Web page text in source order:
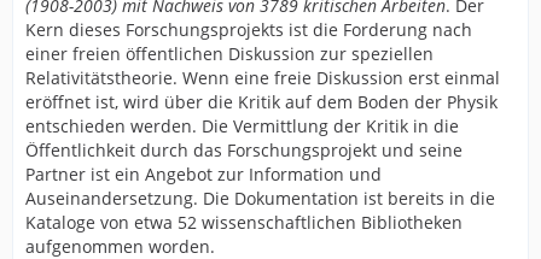
(1908-2003) mit Nachweis von 3789 kritischen Arbeiten. Der
Kern dieses Forschungsprojekts ist die Forderung nach
einer freien öffentlichen Diskussion zur speziellen
Relativitätstheorie. Wenn eine freie Diskussion erst einmal
eröffnet ist, wird über die Kritik auf dem Boden der Physik
entschieden werden. Die Vermittlung der Kritik in die
Öffentlichkeit durch das Forschungsprojekt und seine
Partner ist ein Angebot zur Information und
Auseinandersetzung. Die Dokumentation ist bereits in die
Kataloge von etwa 52 wissenschaftlichen Bibliotheken
aufgenommen worden.